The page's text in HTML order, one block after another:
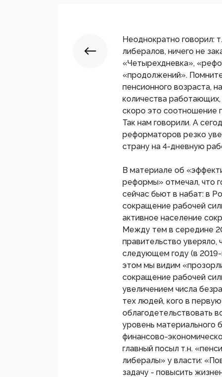
Неоднократно говорил:
либералов, ничего не
«Четырехдневка»,
«продолжений».
пенсионного возраста,
количества
скоро это соотношение
Так нам говорили. А
реформаторов резко
страну на 4-дневную
В материале об
реформы» отмечал, что
сейчас бьют в набат: в
сокращение рабочей
активное население
Между тем в середине
правительство уверяло,
следующем году (в
этом мы видим
сокращение рабочей
увеличением числа
тех людей, кого в
облагодетельствовать
уровень материального
финансово-
главный посыл т.н.
либералы» у власти:
задачу - повысить